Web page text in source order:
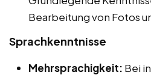
Bearbeitung von Fotos
Sprachkenntnisse
Mehrsprachigkeit: Bei